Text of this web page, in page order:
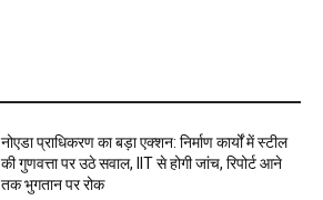
नोएडा प्राधिकरण का बड़ा एक्शन: निर्माण कार्यों में स्टील
की गुणवत्ता पर उठे सवाल, IIT से होगी जांच, रिपोर्ट आने
तक भुगतान पर रोक